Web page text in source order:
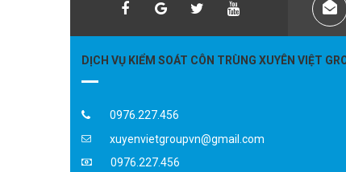
DỊCH VỤ KIỂM SOÁT CÔN TRÙNG XUYÊN VIỆT
0976.227.456
xuyenvietgroupvn@gmail.com
0976.227.456